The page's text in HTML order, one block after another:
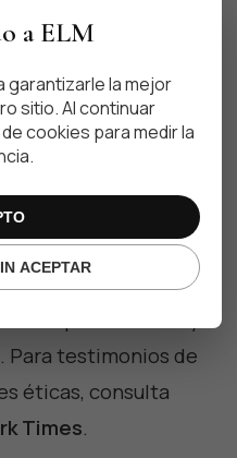
plazo.
tranquilos; los
Para testimonios de
éticas, consulta
Times.
a ELM
garantizarle la mejor
sitio. Al continuar
cookies para medir la
ACEPTAR